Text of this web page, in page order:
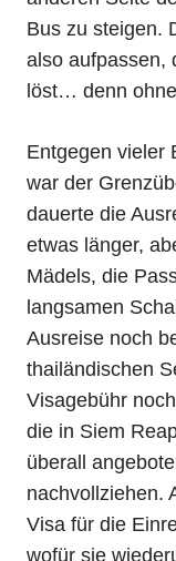
Bus zu steigen.
also aufpassen,
löst… denn
Entgegen vieler
war der
dauerte die
etwas länger,
Mädels, die
langsamen
Ausreise noch
thailändischen
Visagebühr
die in Siem
überall
nachvollziehen.
Visa für die
wofür sie